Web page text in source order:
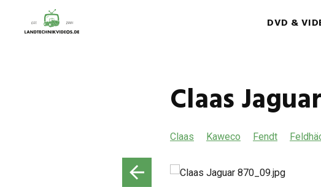
DVD &
Claas
Claas Kaweco Fendt